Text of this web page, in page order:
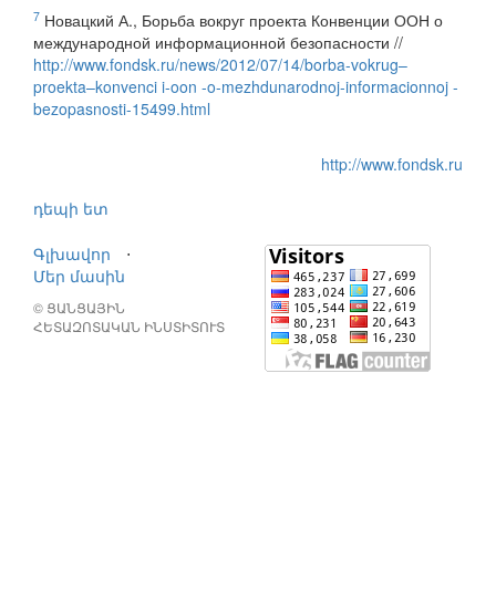
7 Новацкий А., Борьба вокруг проекта Конвенции ООН о
международной информационной безопасности //
http://www.fondsk.ru/news/2012/07/14/borba-vokrug–
proekta–konvenci i-oon -o-mezhdunarodnoj-informacionnoj -
bezopasnosti-15499.html
http://www.fondsk.ru
դեպի ետ
Գլխավոր
⋅
Մեր մասին
© ՑԱՆՑԱՅԻՆ
ՀԵՏԱԶՈՏԱԿԱՆ ԻՆՍՏԻՏՈՒՏ